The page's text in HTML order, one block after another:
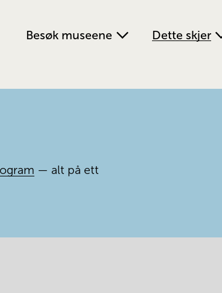
Besøk museene Dette skjer
— alt på ett